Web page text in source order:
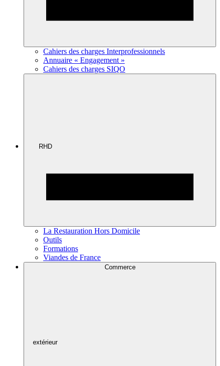
Cahiers des charges Interprofessionnels
Annuaire « Engagement »
Cahiers des charges SIQO
RHD
La Restauration Hors Domicile
Outils
Formations
Viandes de France
Commerce
extérieur